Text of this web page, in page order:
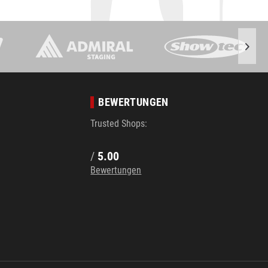
BEWERTUNGEN
Trusted Shops:
/ 5.00
Bewertungen